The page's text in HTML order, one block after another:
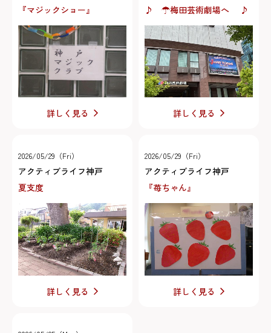
『マジックショー』
詳しく見る
♪ ☂梅田芸術劇場へ ♪
詳しく見る
2026/05/29（Fri）
アクティブライフ神戸
夏支度
詳しく見る
2026/05/29（Fri）
アクティブライフ神戸
『苺ちゃん』
詳しく見る